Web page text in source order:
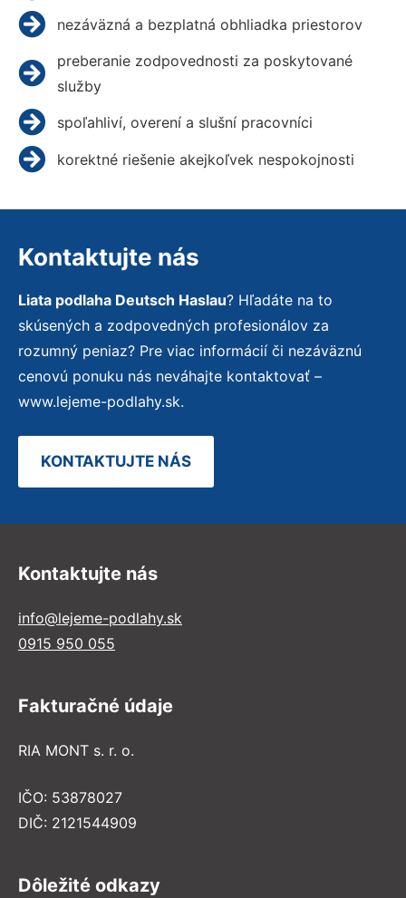
nezáväzná a bezplatná obhliadka priestorov
preberanie zodpovednosti za poskytované
služby
spoľahliví, overení a slušní pracovníci
korektné riešenie akejkoľvek nespokojnosti
Kontaktujte nás
Liata podlaha Deutsch Haslau? Hľadáte na to
skúsených a zodpovedných profesionálov za
rozumný peniaz? Pre viac informácií či nezáväznú
cenovú ponuku nás neváhajte kontaktovať –
www.lejeme-podlahy.sk.
KONTAKTUJTE NÁS
Kontaktujte nás
info@lejeme-podlahy.sk
0915 950 055
Fakturačné údaje
RIA MONT s. r. o.
IČO: 53878027
DIČ: 2121544909
Dôležité odkazy